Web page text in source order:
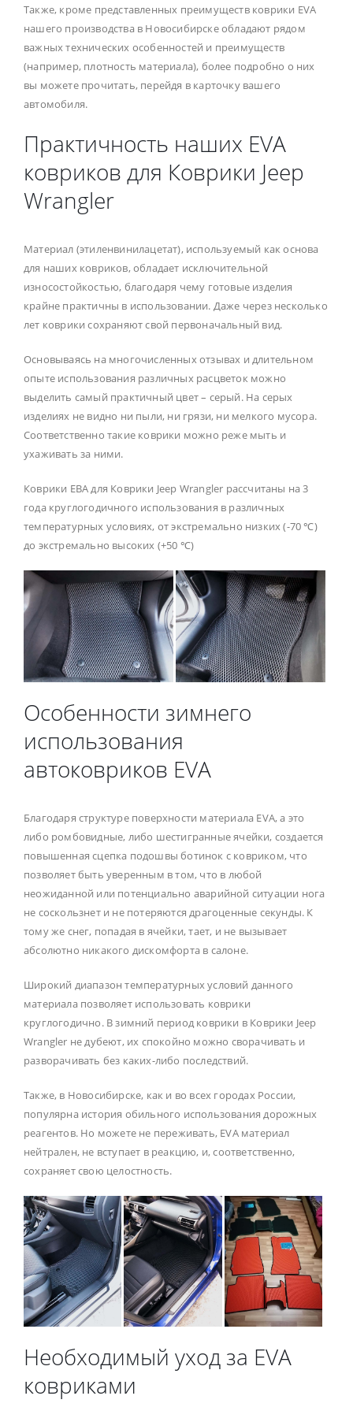
Также, кроме представленных преимуществ коврики EVA
нашего производства в Новосибирске обладают рядом
важных технических особенностей и преимуществ
(например, плотность материала), более подробно о них
вы можете прочитать, перейдя в карточку вашего
автомобиля.
Практичность наших EVA
ковриков для Коврики Jeep
Wrangler
Материал (этиленвинилацетат), используемый как основа
для наших ковриков, обладает исключительной
износостойкостью, благодаря чему готовые изделия
крайне практичны в использовании. Даже через несколько
лет коврики сохраняют свой первоначальный вид.
Основываясь на многочисленных отзывах и длительном
опыте использования различных расцветок можно
выделить самый практичный цвет – серый. На серых
изделиях не видно ни пыли, ни грязи, ни мелкого мусора.
Соответственно такие коврики можно реже мыть и
ухаживать за ними.
Коврики ЕВА для Коврики Jeep Wrangler рассчитаны на 3
года круглогодичного использования в различных
температурных условиях, от экстремально низких (-70 ℃)
до экстремально высоких (+50 ℃)
Особенности зимнего
использования
автоковриков EVA
Благодаря структуре поверхности материала EVA, а это
либо ромбовидные, либо шестигранные ячейки, создается
повышенная сцепка подошвы ботинок с ковриком, что
позволяет быть уверенным в том, что в любой
неожиданной или потенциально аварийной ситуации нога
не соскользнет и не потеряются драгоценные секунды. К
тому же снег, попадая в ячейки, тает, и не вызывает
абсолютно никакого дискомфорта в салоне.
Широкий диапазон температурных условий данного
материала позволяет использовать коврики
круглогодично. В зимний период коврики в Коврики Jeep
Wrangler не дубеют, их спокойно можно сворачивать и
разворачивать без каких-либо последствий.
Также, в Новосибирске, как и во всех городах России,
популярна история обильного использования дорожных
реагентов. Но можете не переживать, EVA материал
нейтрален, не вступает в реакцию, и, соответственно,
сохраняет свою целостность.
Необходимый уход за EVA
ковриками